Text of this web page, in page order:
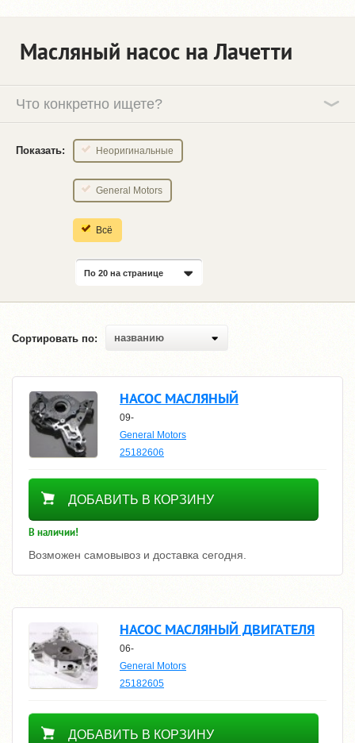
Масляный насос на Лачетти
Что конкретно ищете?
Показать: Неоригинальные
General Motors
Всё
По 20 на странице
Сортировать по: названию
НАСОС МАСЛЯНЫЙ
09-
General Motors
25182606
12390
ДОБАВИТЬ В КОРЗИНУ
В наличии!
Возможен самовывоз и доставка сегодня.
НАСОС МАСЛЯНЫЙ ДВИГАТЕЛЯ
06-
General Motors
25182605
Уточнить цену
ДОБАВИТЬ В КОРЗИНУ